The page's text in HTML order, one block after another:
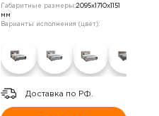
Габаритные размеры:2095х1710х1151
мм
Варианты исполнения (цвет):
Доставка по РФ.